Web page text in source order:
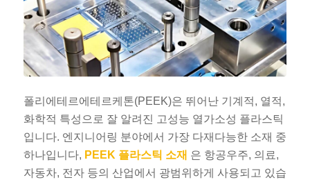
폴리에테르에테르케톤(PEEK)은 뛰어난 기계적, 열적,
화학적 특성으로 잘 알려진 고성능 열가소성 플라스틱
입니다. 엔지니어링 분야에서 가장 다재다능한 소재 중
하나입니다, PEEK 플라스틱 소재 은 항공우주, 의료,
자동차, 전자 등의 산업에서 광범위하게 사용되고 있습